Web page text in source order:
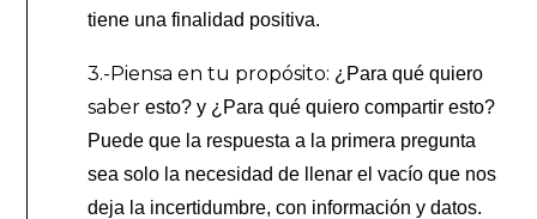
tiene una finalidad positiva.
3.-Piensa en tu propósito: ¿Para qué quiero
saber esto? y ¿Para qué quiero compartir esto?
Puede que la respuesta a la primera pregunta
sea solo la necesidad de llenar el vacío que nos
deja la incertidumbre, con información y datos.